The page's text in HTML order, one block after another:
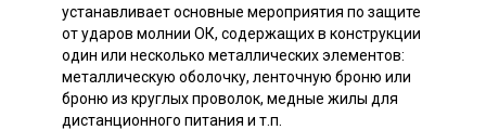
устанавливает основные мероприятия по защите
от ударов молнии ОК, содержащих в конструкции
один или несколько металлических элементов:
металлическую оболочку, ленточную броню или
броню из круглых проволок, медные жилы для
дистанционного питания и т.п.